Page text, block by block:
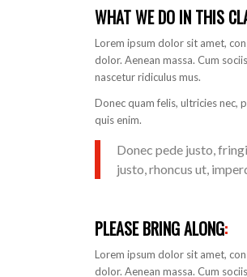
WHAT WE DO IN THIS
Lorem ipsum dolor sit amet,
dolor. Aenean massa. Cum
nascetur ridiculus mus.
Donec quam felis, ultricies nec,
quis enim.
Donec pede justo,
justo, rhoncus ut,
PLEASE BRING ALONG:
Lorem ipsum dolor sit amet,
dolor. Aenean massa. Cum